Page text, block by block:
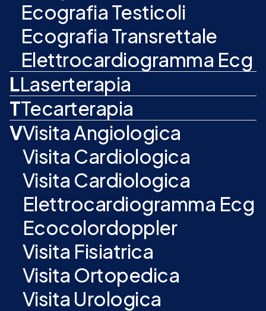
Ecografia Testicoli
Ecografia Transrettale
Elettrocardiogramma Ecg
LLaserterapia
TTecarterapia
VVisita Angiologica
Visita Cardiologica
Visita Cardiologica
Elettrocardiogramma Ecg
Ecocolordoppler
Visita Fisiatrica
Visita Ortopedica
Visita Urologica